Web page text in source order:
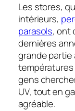
Les stores,
intérieurs,
parasols, ont
dernières
grande partie
températures
gens
UV, tout en
agréable.